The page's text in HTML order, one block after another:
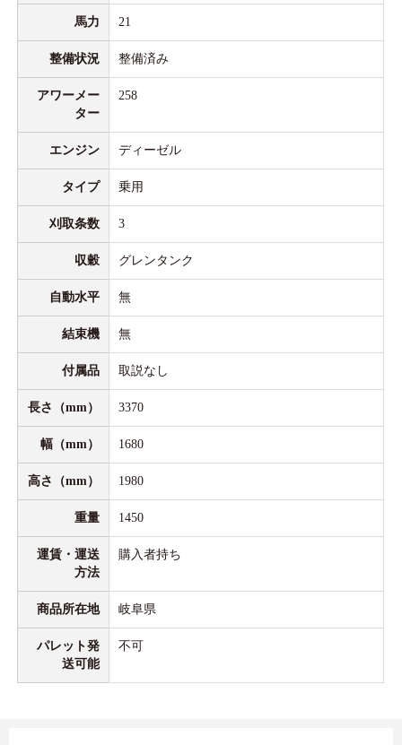
馬力 21
整備状況 整備済み
アワーメー
ター
258
エンジン ディーゼル
タイプ 乗用
刈取条数 3
収穀 グレンタンク
自動水平 無
結束機 無
付属品 取説なし
長さ（mm） 3370
幅（mm） 1680
高さ（mm） 1980
重量 1450
運賃・運送
方法
購入者持ち
商品所在地 岐阜県
パレット発
送可能
不可